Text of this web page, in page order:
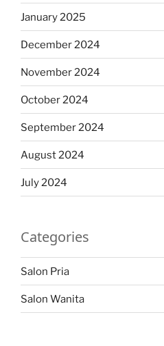
January 2025
December 2024
November 2024
October 2024
September 2024
August 2024
July 2024
Categories
Salon Pria
Salon Wanita